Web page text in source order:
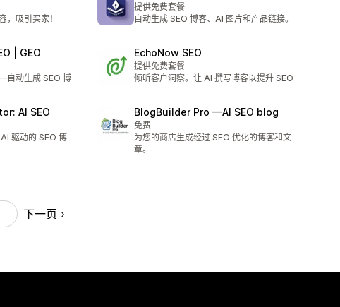
，吸引买家！
提供免费套餐
自动生成 SEO 博客、AI 图片和产品链接。
| GEO
自动生成 SEO 博
EchoNow SEO
提供免费套餐
倾听客户洞察。让 AI 撰写博客以提升 SEO
AI SEO
驱动的 SEO 博
BlogBuilder Pro —AI SEO blog
免费
为您的商店生成经过 SEO 优化的博客和文
章。
下一页